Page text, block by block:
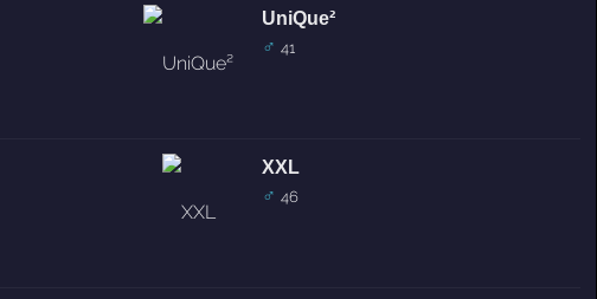
UniQue²
♂ 41
XXL
♂ 46